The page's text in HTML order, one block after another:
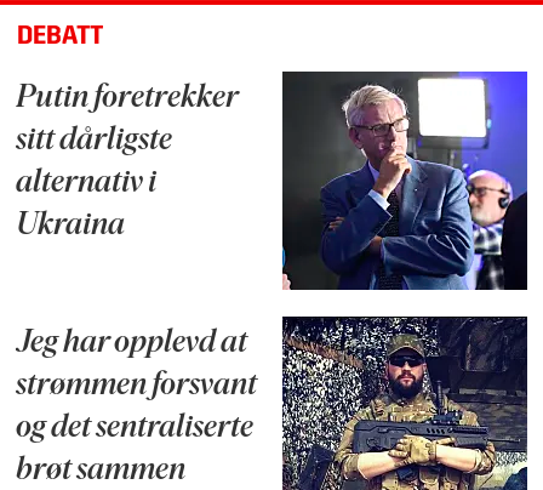
DEBATT
Putin foretrekker
sitt dårligste
alternativ i
Ukraina
Jeg har opplevd at
strømmen forsvant
og det sentraliserte
brøt sammen